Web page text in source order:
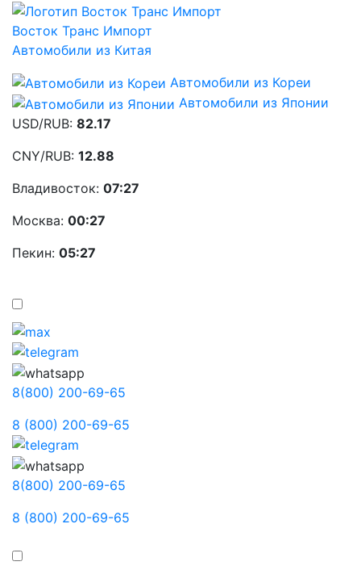
Восток Транс Импорт
Автомобили из Китая
Автомобили из Кореи
Автомобили из Японии
USD/RUB: 82.17
CNY/RUB: 12.88
Владивосток: 07:27
Москва: 00:27
Пекин: 05:27
8(800) 200-69-65
8 (800) 200-69-65
8(800) 200-69-65
8 (800) 200-69-65